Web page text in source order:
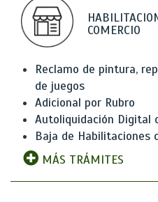
COMERCIO
Reclamo de pintura,
de juegos
Adicional por Rubro
Autoliquidación Digital
Baja de Habilitaciones
MÁS TRÁMITES